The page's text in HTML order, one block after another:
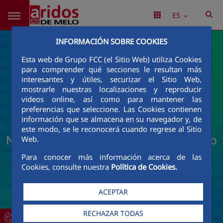
Saltar al contenido principal
INFORMACIÓN SOBRE COOKIES
Esta web de Grupo FCC (el Sitio Web) utiliza Cookies
para comprender qué secciones le resultan más
interesantes y útiles, securizar el Sitio Web,
mostrarle nuestras localizaciones y reproducir
videos online, así como para mantener las
preferencias que seleccione. Las Cookies contienen
información que se almacena en su navegador y, de
este modo, se le reconocerá cuando regrese al Sitio
Web.
Para conocer más información acerca de las
Cookies, consulte nuestra Política de Cookies.
ACEPTAR
RECHAZAR TODAS
ES
Noticias y actualidad de Áridos de Melo